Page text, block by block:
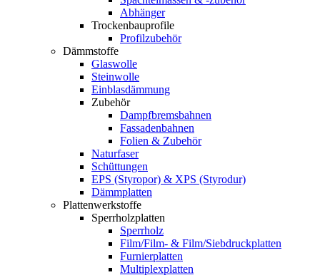
Abhänger
Trockenbauprofile
Profilzubehör
Dämmstoffe
Glaswolle
Steinwolle
Einblasdämmung
Zubehör
Dampfbremsbahnen
Fassadenbahnen
Folien & Zubehör
Naturfaser
Schüttungen
EPS (Styropor) & XPS (Styrodur)
Dämmplatten
Plattenwerkstoffe
Sperrholzplatten
Sperrholz
Film/Film- & Film/Siebdruckplatten
Furnierplatten
Multiplexplatten